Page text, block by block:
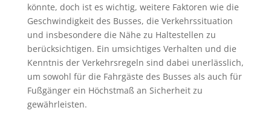
könnte, doch ist es wichtig, weitere Faktoren wie die
Geschwindigkeit des Busses, die Verkehrssituation
und insbesondere die Nähe zu Haltestellen zu
berücksichtigen. Ein umsichtiges Verhalten und die
Kenntnis der Verkehrsregeln sind dabei unerlässlich,
um sowohl für die Fahrgäste des Busses als auch für
Fußgänger ein Höchstmaß an Sicherheit zu
gewährleisten.